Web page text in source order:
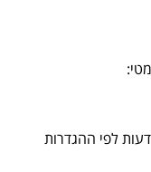
לפי ההגדרות